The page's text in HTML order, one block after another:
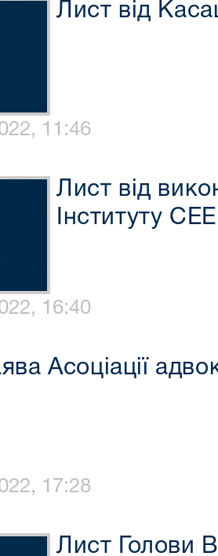
Лист від
11:46
Лист від
Інституту
16:40
Асоціації
17:28
Лист Голови